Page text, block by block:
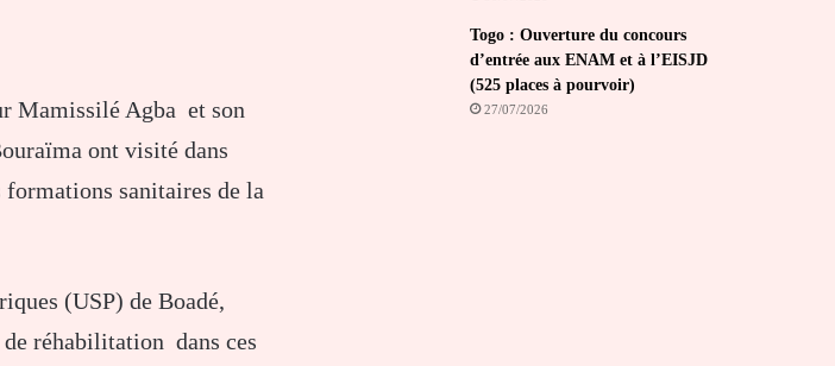
Mamissilé Agba et son
ont visité dans
formations sanitaires de la
(USP) de Boadé,
réhabilitation dans ces
Togo : Ouverture du concours
d’entrée aux ENAM et à l’EISJD
(525 places à pourvoir)
27/07/2026